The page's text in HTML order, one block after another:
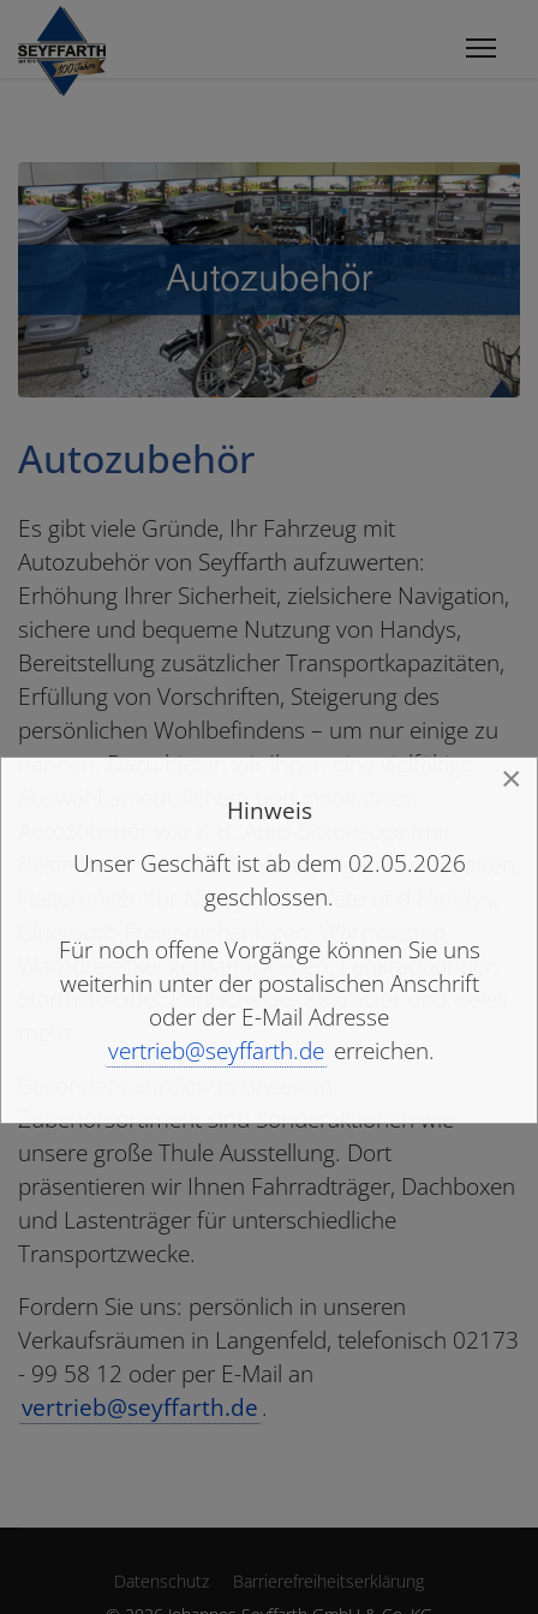
Autozubehör
Es gibt viele Gründe, Ihr Fahrzeug mit
Autozubehör von Seyffarth aufzuwerten:
Erhöhung Ihrer Sicherheit, zielsichere Navigation,
sichere und bequeme Nutzung von Handys,
Bereitstellung zusätzlicher Transportkapazitäten,
Erfüllung von Vorschriften, Steigerung des
persönlichen Wohlbefindens – um nur einige zu
nennen. Dazu bieten wir Ihnen eine vielfältige
Auswahl an nützlichem und innovativen
Bestellservice für Maßanfertigungen), Automatten,
Halterungen für Navigationsgeräte und Handys,
Warndreiecke, Verbandskästen, Lenkradbänder,
Starthilfekabel, Parkscheibe, Eiskratzer und vieles
Zubehörsortiment sind Sonderaktionen wie
unsere große Thule Ausstellung. Dort
präsentieren wir Ihnen Fahrradträger, Dachboxen
und Lastenträger für unterschiedliche
Transportzwecke.
Fordern Sie uns: persönlich in unseren
Verkaufsräumen in Langenfeld, telefonisch 02173
- 99 58 12 oder per E-Mail an
vertrieb@seyffarth.de.
Datenschutz
Barrierefreiheitserklärung
×
Hinweis
Unser Geschäft ist ab dem 02.05.2026
geschlossen.
Für noch offene Vorgänge können Sie uns
weiterhin unter der postalischen Anschrift
oder der E-Mail Adresse
vertrieb@seyffarth.de erreichen.